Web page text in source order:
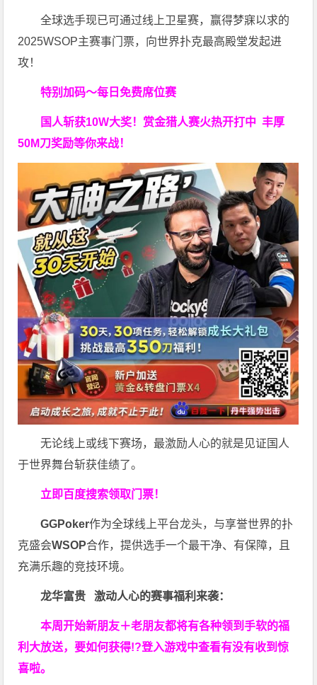
全球选手现已可通过线上卫星赛，赢得梦寐以求的
2025WSOP主赛事门票，向世界扑克最高殿堂发起进
攻！
特别加码～每日免费席位赛
国人斩获10W大奖！ 赏金猎人赛火热开打中 丰厚
50M刀奖励等你来战！
无论线上或线下赛场，最激励人心的就是见证国人
于世界舞台斩获佳绩了。
立即百度搜索领取门票！
GGPoker作为全球线上平台龙头，与享誉世界的扑
克盛会WSOP合作，提供选手一个最干净、有保障，且
充满乐趣的竞技环境。
龙华富贵 激动人心的赛事福利来袭：
本周开始新朋友＋老朋友都将有各种领到手软的福
利大放送，要如何获得!?登入游戏中查看有没有收到惊
喜啦。